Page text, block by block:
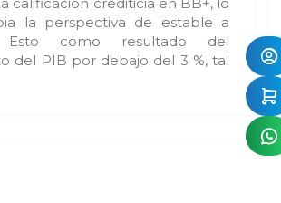
calificación crediticia en BB+, lo
la perspectiva de estable a
Esto como resultado del
del PIB por debajo del 3 %, tal